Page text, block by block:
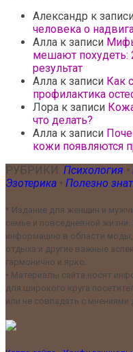
Александр к
человека о
Алла к записи
мешают похудеть:
результат
Алла к записи Как
профилактика
Лора к записи
что делать?
Алла к записи
кожи появляются
РУБРИКИ: Психология •
Эзотерика • Полезно
• Издание для женщин и
семье и повседневной
информацию в области моды,
отдыха и другие важные
гармонично и ярко.
• Материалы сайта носят
для широкого круга
или не совпадать с мнениями